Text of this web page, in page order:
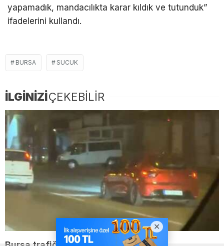
yapamadık, mandacılıkta karar kıldık ve tutunduk”
ifadelerini kullandı.
BURSA SUCUK
İLGİNİZİÇEKEBİLİR